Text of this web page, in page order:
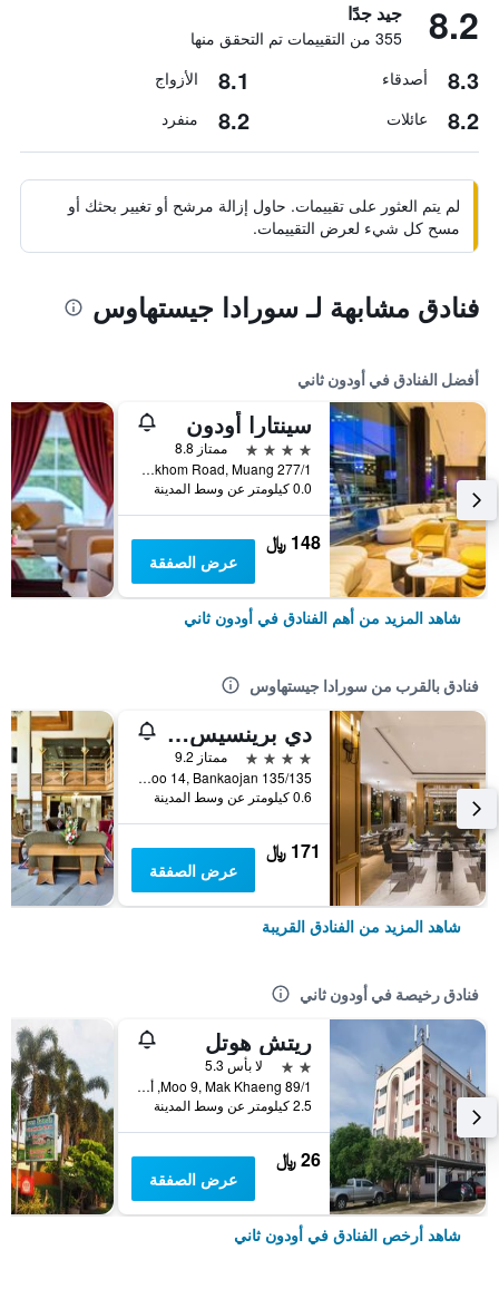
8.2 جيد جدًا
355 من التقييمات تم التحقق منها
8.3 أصدقاء 8.1 الأزواج
8.2 عائلات 8.2 منفرد
لم يتم العثور على تقييمات. حاول إزالة مرشح أو تغيير بحثك أو
مسح كل شيء لعرض التقييمات.
فنادق مشابهة لـ سورادا جيستهاوس
أفضل الفنادق في أودون ثاني
سينتارا أودون
4 نجوم
ممتاز 8.8
277/1 Prajaksillapakhom Road, Muang, أودون ثاني, تايلاند
0.0 كيلومتر عن وسط المدينة
148 ﷼
عرض الصفقة
شاهد المزيد من أهم الفنادق في أودون ثاني
فنادق بالقرب من سورادا جيستهاوس
دي برينسيس هوتل أودونتاني
4 نجوم
ممتاز 9.2
135/135 Moo 14, Bankaojan, أودون ثاني, تايلاند
0.6 كيلومتر عن وسط المدينة
171 ﷼
عرض الصفقة
شاهد المزيد من الفنادق القريبة
فنادق رخيصة في أودون ثاني
ريتش هوتل
2 نجمتين
لا بأس 5.3
89/1 Moo 9, Mak Khaeng, أودون ثاني, تايلاند
2.5 كيلومتر عن وسط المدينة
26 ﷼
عرض الصفقة
شاهد أرخص الفنادق في أودون ثاني